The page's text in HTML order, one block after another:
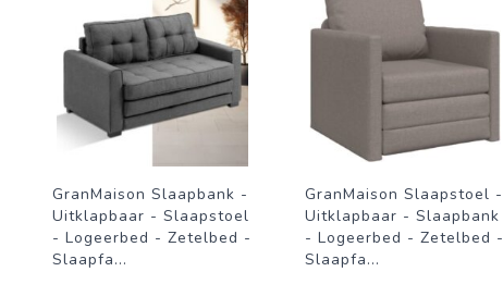
GranMaison Slaapbank -
Uitklapbaar - Slaapstoel
- Logeerbed - Zetelbed -
Slaapfa...
GranMaison Slaapstoel -
Uitklapbaar - Slaapbank
- Logeerbed - Zetelbed -
Slaapfa...